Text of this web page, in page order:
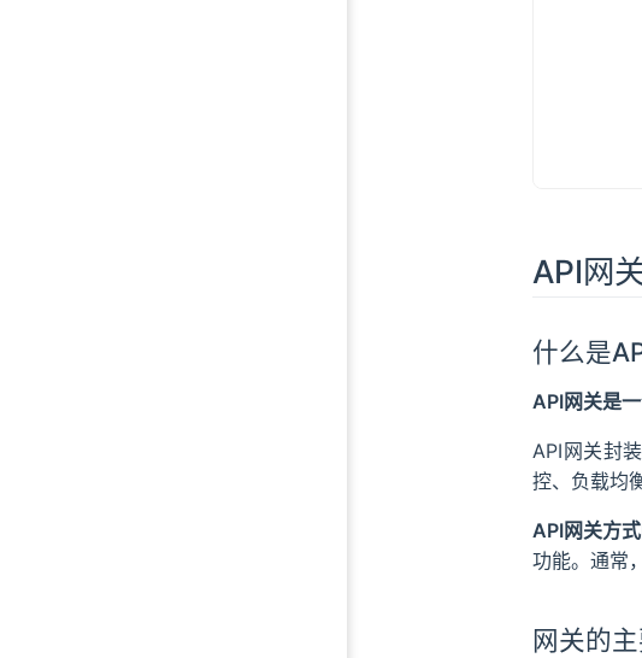
API网
什么是
API网关是
API网关封
控、负载均
API网关方
功能。通常
网关的